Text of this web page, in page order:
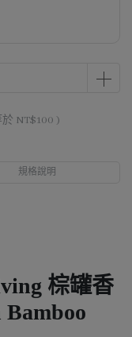
NT$100 )
規格說明
棕罐香